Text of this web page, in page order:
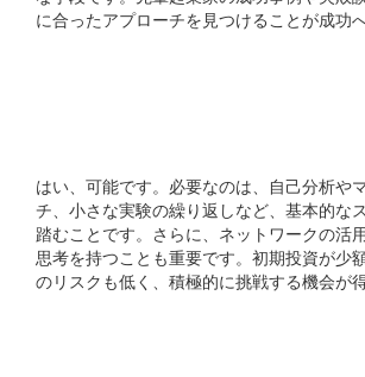
に合ったアプローチを見つけることが成功
はい、可能です。必要なのは、自己分析や
チ、小さな実験の繰り返しなど、基本的な
踏むことです。さらに、ネットワークの活
思考を持つことも重要です。初期投資が少
のリスクも低く、積極的に挑戦する機会が